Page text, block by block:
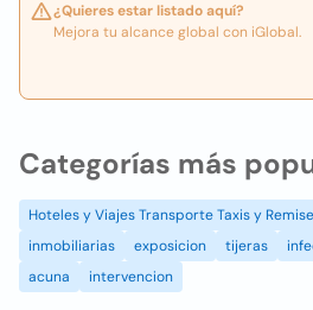
¿Quieres estar listado aquí?
Mejora tu alcance global con iGlobal.
Categorías más
Hoteles y Viajes Transporte Taxis y
inmobiliarias
exposicion tijeras
acuna
intervencion